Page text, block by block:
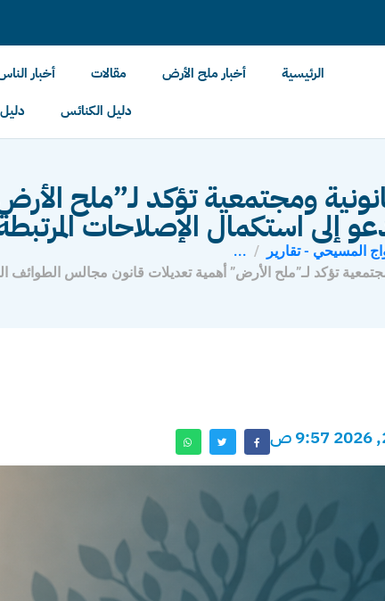
الرئيسية أخبار ملح الأرض مقالات أخبار
دليل الكنائس
ومجتمعية تؤكد لـ”ملح
إلى استكمال الإصلاحات
المسيحي - تقارير
...
تؤكد لـ”ملح الأرض” أهمية تعديلات قانون مجالس الطوائف